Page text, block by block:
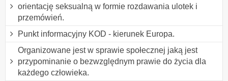
orientację seksualną w formie rozdawania ulotek i
przemówień.
Punkt informacyjny KOD - kierunek Europa.
Organizowane jest w sprawie społecznej jaką jest
przypominanie o bezwzględnym prawie do życia dla
każdego człowieka.